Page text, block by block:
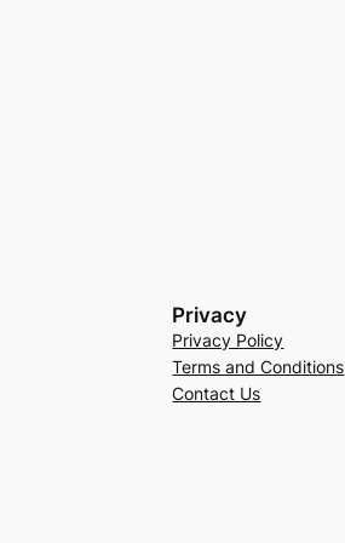
Privacy
Privacy Policy
Terms and Conditions
Contact Us